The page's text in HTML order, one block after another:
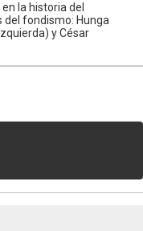
la historia del
del fondismo: Hunga
y César